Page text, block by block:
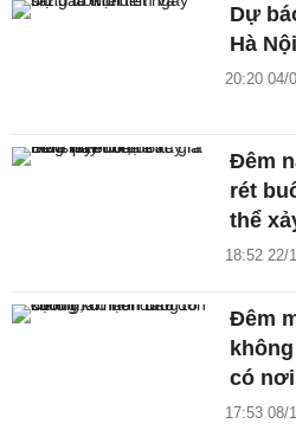
Dự
Hà
20:20 04/
Đêm
rét
thể
18:52 22/
Đêm
có
17:53 08/